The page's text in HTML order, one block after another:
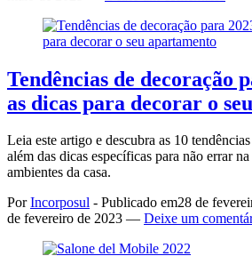
Tendências de decoração
as dicas para decorar o
Leia este artigo e descubra as 10
além das dicas específicas para não errar
ambientes da casa.
PorIncorposul - Publicado em28 de
de fevereiro de 2023 — Deixe um